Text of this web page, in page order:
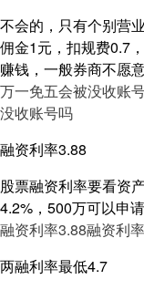
不会的，只有个别营
佣金1元，扣规费0.7
赚钱，一般券商不愿
万一免五会被没收账
没收账号吗
融资利率3.88
股票融资利率要看资
4.2%，500万可以申
融资利率3.88融资利
两融利率最低4.7